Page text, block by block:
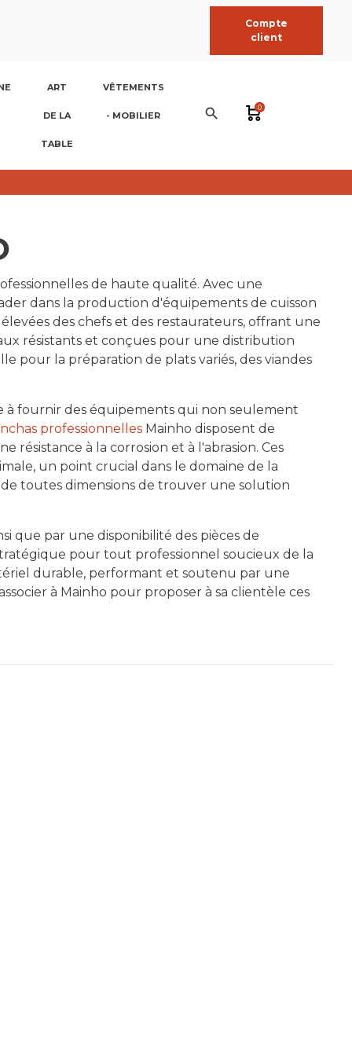
Compte
client
ART
DE LA
TABLE
VÊTEMENTS
- MOBILIER search 0
de haute qualité. Avec une
dans la production d'équipements de cuisson
des chefs et des restaurateurs, offrant une
résistants et conçues pour une distribution
pour la préparation de plats variés, des viandes
à fournir des équipements qui non seulement
professionnelles Mainho disposent de
à la corrosion et à l'abrasion. Ces
un point crucial dans le domaine de la
toutes dimensions de trouver une solution
que par une disponibilité des pièces de
pour tout professionnel soucieux de la
durable, performant et soutenu par une
à Mainho pour proposer à sa clientèle ces